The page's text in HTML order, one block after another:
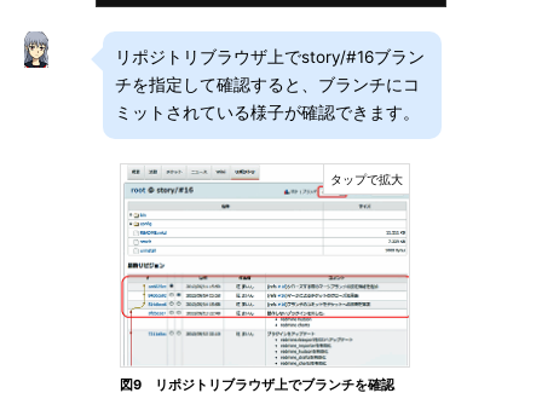
リポジトリブラウザ上でstory/#16ブラン
チを指定して確認すると、ブランチにコ
ミットされている様子が確認できます。
図9 リポジトリブラウザ上でブランチを確認